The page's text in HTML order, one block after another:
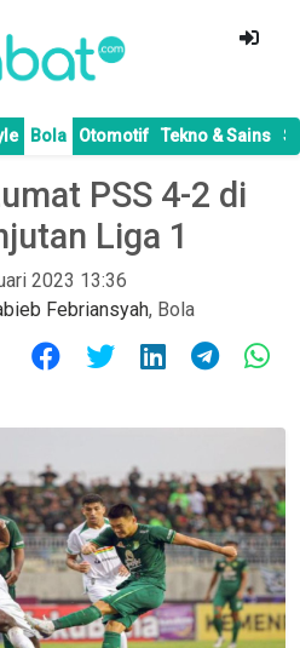
Bola Otomotif Tekno & Sains
PSS 4-2 di
Liga 1
2023 13:36
Febriansyah, Bola